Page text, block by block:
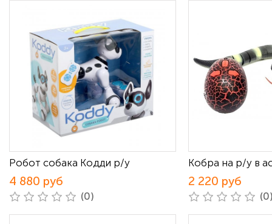
Робот собака Кодди р/у
4 880 руб
(0)
Кобра на р/у в
2 220 руб